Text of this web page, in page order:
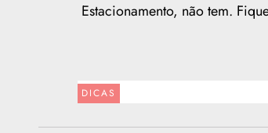
Estacionamento, não tem.
DICAS